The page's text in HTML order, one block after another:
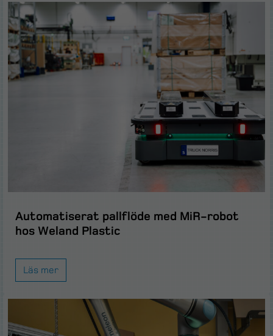
Automatiserat pallflöde med MiR-robot
hos Weland Plastic
Läs mer